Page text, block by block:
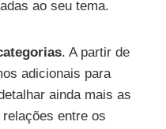
ao seu tema.
. A partir de
adicionais para
ainda mais as
entre os